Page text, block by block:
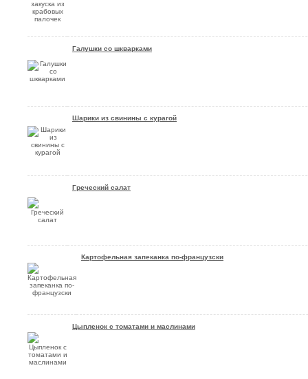
Галушки со шкварками
Шарики из свинины с курагой
Греческий салат
Картофельная запеканка по-французски
Цыпленок с томатами и маслинами